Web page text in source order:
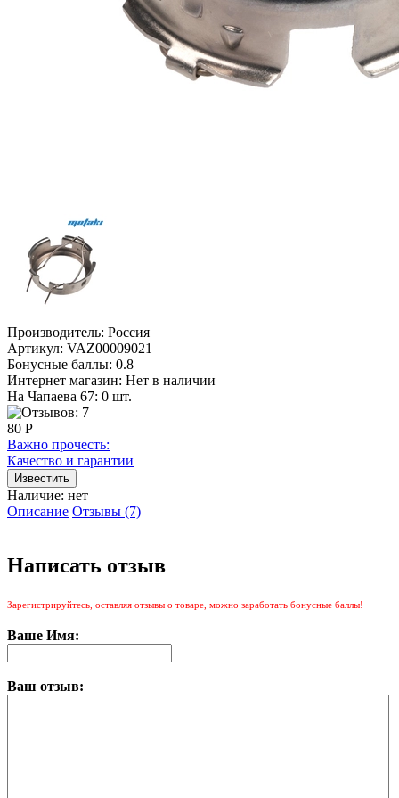
Производитель: Россия
Артикул: VAZ00009021
Бонусные баллы: 0.8
Интернет магазин: Нет в наличии
На Чапаева 67: 0 шт.
80 Р
Важно прочесть:
Качество и гарантии
Наличие: нет
Описание Отзывы (7)
Написать отзыв
Зарегистрируйтесь, оставляя отзывы о товаре, можно заработать бонусные баллы!
Ваше Имя:
Ваш отзыв: